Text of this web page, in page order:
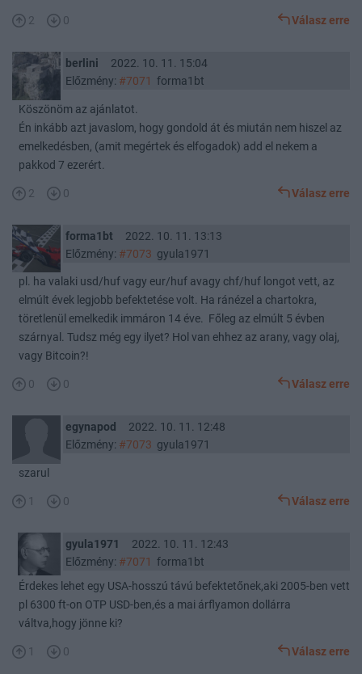
2 0 Válasz erre
berlini
2022. 10. 11. 15:04
Előzmény: #7071 forma1bt
Köszönöm az ajánlatot.
Én inkább azt javaslom, hogy gondold át és miután nem hiszel az
emelkedésben, (amit megértek és elfogadok) add el nekem a
pakkod 7 ezerért.
2 0 Válasz erre
forma1bt
2022. 10. 11. 13:13
Előzmény: #7073 gyula1971
pl. ha valaki usd/huf vagy eur/huf avagy chf/huf longot vett, az
elmúlt évek legjobb befektetése volt. Ha ránézel a chartokra,
töretlenül emelkedik immáron 14 éve. Főleg az elmúlt 5 évben
szárnyal. Tudsz még egy ilyet? Hol van ehhez az arany, vagy olaj,
vagy Bitcoin?!
0 0 Válasz erre
egynapod
2022. 10. 11. 12:48
Előzmény: #7073 gyula1971
szarul
1 0 Válasz erre
gyula1971
2022. 10. 11. 12:43
Előzmény: #7071 forma1bt
Érdekes lehet egy USA-hosszú távú befektetőnek,aki 2005-ben vett
pl 6300 ft-on OTP USD-ben,és a mai árflyamon dollárra
váltva,hogy jönne ki?
1 0 Válasz erre